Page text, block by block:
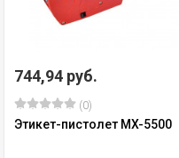
744,94 руб.
(0)
Этикет-пистолет MX-5500